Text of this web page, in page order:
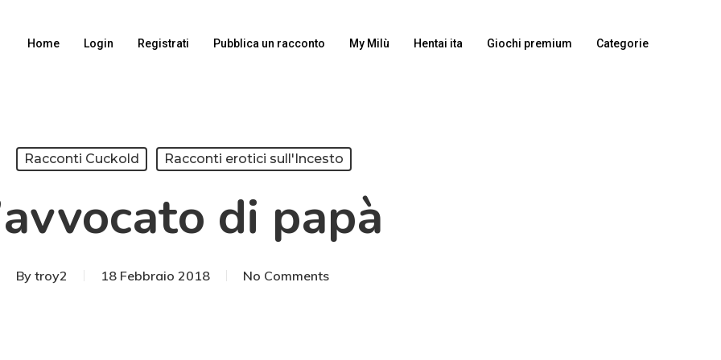
Home Login Registrati Pubblica un racconto My Milù Hentai ita Giochi premium Categorie
Racconti Cuckold Racconti erotici sull'Incesto
di papà
By troy2 18 Febbraio 2018 No Comments